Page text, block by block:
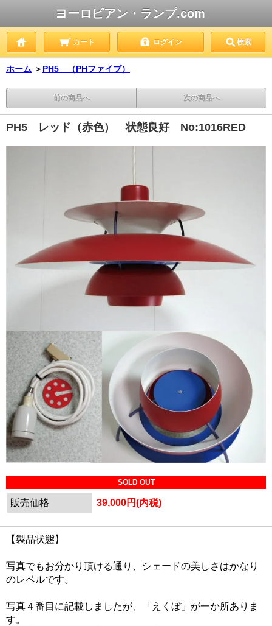
ヨーロピアン・ランプ.com
カート ログイン 検索
ホーム ＞ PH5 （PHファイブ）
前の商品へ 次の商品へ
PH5 レッド（赤色） 状態良好 No:1016RED
SOLD OUT
販売価格 39,000円(内税)
【製品状態】
写真でもお分かり頂ける通り、シェードの美しさはかなり
のレベルです。
写真４番目に記載しましたが、「えくぼ」が一か所ありま
す。